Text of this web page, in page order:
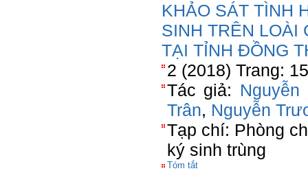
KHẢO SÁT TÌNH
SINH TRÊN LOÀI
TẠI TỈNH ĐỒNG
2 (2018) Trang:
Tác giả:
Trân, Nguyễn
Tạp chí: Phòng
ký sinh trùng
Tóm tắt